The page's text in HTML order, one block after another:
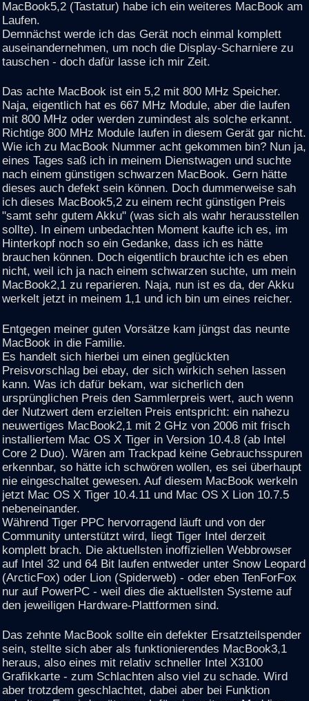
MacBook5,2 (Tastatur) habe ich ein weiteres MacBook am
Laufen.
Demnächst werde ich das Gerät noch einmal komplett
auseinandernehmen, um noch die Display-Scharniere zu
tauschen - doch dafür lasse ich mir Zeit.
Das achte MacBook ist ein 5,2 mit 800 MHz Speicher.
Naja, eigentlich hat es 667 MHz Module, aber die laufen
mit 800 MHz oder werden zumindest als solche erkannt.
Richtige 800 MHz Module laufen in diesem Gerät gar nicht.
Wie ich zu MacBook Nummer acht gekommen bin? Nun ja,
eines Tages saß ich in meinem Dienstwagen und suchte
nach einem günstigen schwarzen MacBook. Gern hätte
dieses auch defekt sein können. Doch dummerweise sah
ich dieses MacBook5,2 zu einem recht günstigen Preis
"samt sehr gutem Akku" (was sich als wahr herausstellen
sollte). In einem unbedachten Moment kaufte ich es, im
Hinterkopf noch so ein Gedanke, dass ich es hätte
brauchen können. Doch eigentlich brauchte ich es eben
nicht, weil ich ja nach einem schwarzen suchte, um mein
MacBook2,1 zu reparieren. Naja, nun ist es da, der Akku
werkelt jetzt in meinem 1,1 und ich bin um eines reicher.
Entgegen meiner guten Vorsätze kam jüngst das neunte
MacBook in die Familie.
Es handelt sich hierbei um einen geglückten
Preisvorschlag bei ebay, der sich wirkich sehen lassen
kann. Was ich dafür bekam, war sicherlich den
ursprünglichen Preis den Sammlerpreis wert, auch wenn
der Nutzwert dem erzielten Preis entspricht: ein nahezu
neuwertiges MacBook2,1 mit 2 GHz von 2006 mit frisch
installiertem Mac OS X Tiger in Version 10.4.8 (ab Intel
Core 2 Duo). Wären am Trackpad keine Gebrauchsspuren
erkennbar, so hätte ich schwören wollen, es sei überhaupt
nie eingeschaltet gewesen. Auf diesem MacBook werkeln
jetzt Mac OS X Tiger 10.4.11 und Mac OS X Lion 10.7.5
nebeneinander.
Während Tiger PPC hervorragend läuft und von der
Community unterstützt wird, liegt Tiger Intel derzeit
komplett brach. Die aktuellsten inoffiziellen Webbrowser
auf Intel 32 und 64 Bit laufen entweder unter Snow Leopard
(ArcticFox) oder Lion (Spiderweb) - oder eben TenForFox
nur auf PowerPC - weil dies die aktuellsten Systeme auf
den jeweiligen Hardware-Plattformen sind.
Das zehnte MacBook sollte ein defekter Ersatzteilspender
sein, stellte sich aber als funktionierendes MacBook3,1
heraus, also eines mit relativ schneller Intel X3100
Grafikkarte - zum Schlachten also viel zu schade. Wird
aber trotzdem geschlachtet, dabei aber bei Funktion